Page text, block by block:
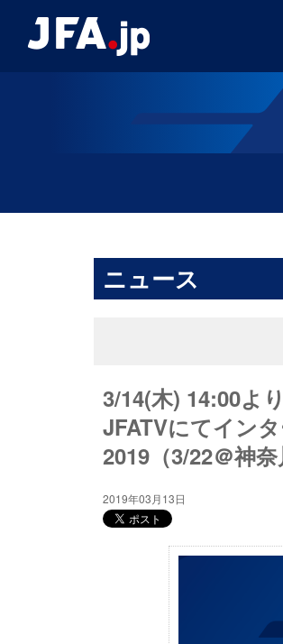
ニュース
3/14(木) 14:00よ
JFATVにてイン
2019（3/22＠神
2019年03月13日